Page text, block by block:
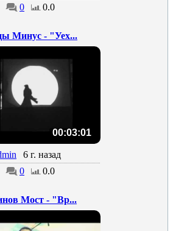
0 0.0
Минус - "Уех...
00:03:01
6 г. назад
0 0.0
Мост - "Вр...